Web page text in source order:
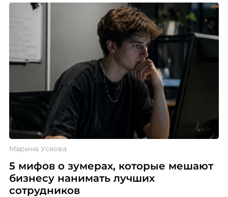
Марина Ускова
5 мифов о зумерах, которые мешают
бизнесу нанимать лучших
сотрудников